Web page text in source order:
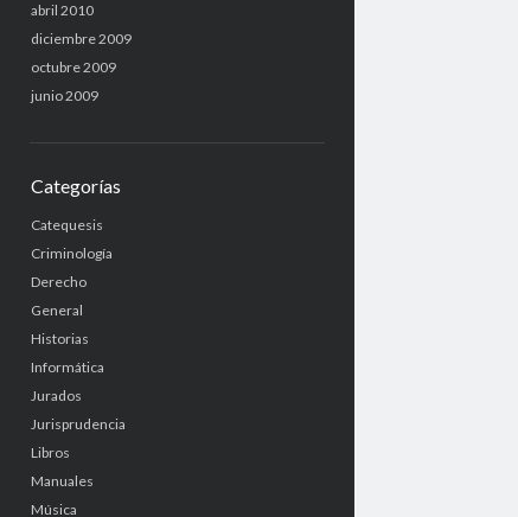
abril 2010
diciembre 2009
octubre 2009
junio 2009
Categorías
Catequesis
Criminología
Derecho
General
Historias
Informática
Jurados
Jurisprudencia
Libros
Manuales
Música